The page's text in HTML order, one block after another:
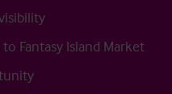
Fantasy Island Market